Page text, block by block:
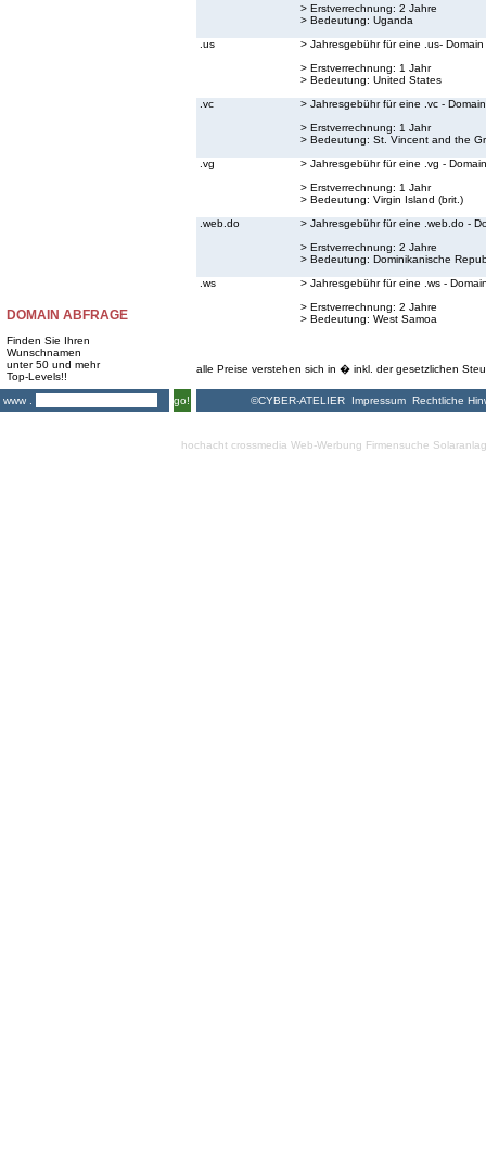
DOMAIN ABFRAGE
Finden Sie Ihren
Wunschnamen
unter 50 und mehr
Top-Levels!!
www .
go!
> Erstverrechnung: 2 Jahre
> Bedeutung: Uganda
.us
> Jahresgebühr für eine .us- Domain
> Erstverrechnung: 1 Jahr
> Bedeutung: United States
.vc
> Jahresgebühr für eine .vc - Domain
> Erstverrechnung: 1 Jahr
> Bedeutung: St. Vincent and the
.vg
> Jahresgebühr für eine .vg - Domain
> Erstverrechnung: 1 Jahr
> Bedeutung: Virgin Island (brit.)
.web.do
> Jahresgebühr für eine .web.do -
> Erstverrechnung: 2 Jahre
> Bedeutung: Dominikanische
.ws
> Jahresgebühr für eine .ws -
> Erstverrechnung: 2 Jahre
> Bedeutung: West Samoa
alle Preise verstehen sich in � inkl. der gesetzlichen
©CYBER-ATELIER Impressum Rechtliche
hochacht crossmedia Web-Werbung Firmensuche